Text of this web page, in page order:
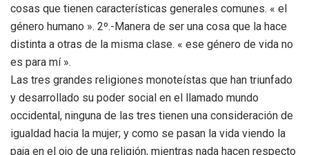
cosas que tienen características generales comunes. « el
género humano ». 2º.-Manera de ser una cosa que la hace
distinta a otras de la misma clase. « ese género de vida no
es para mí ».
Las tres grandes religiones monoteístas que han triunfado
y desarrollado su poder social en el llamado mundo
occidental, ninguna de las tres tienen una consideración de
igualdad hacia la mujer; y como se pasan la vida viendo la
paja en el ojo de una religión, mientras nada hacen respecto